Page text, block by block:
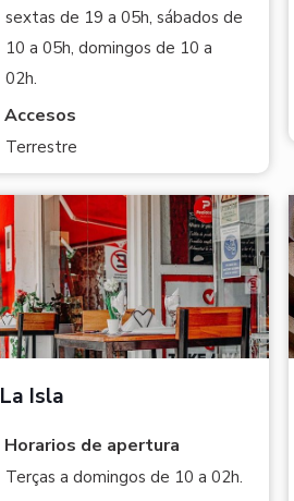
sextas de 19 a 05h, sábados de
10 a 05h, domingos de 10 a
02h.
Accesos
Terrestre
La Isla
Horarios de apertura
Terças a domingos de 10 a 02h.